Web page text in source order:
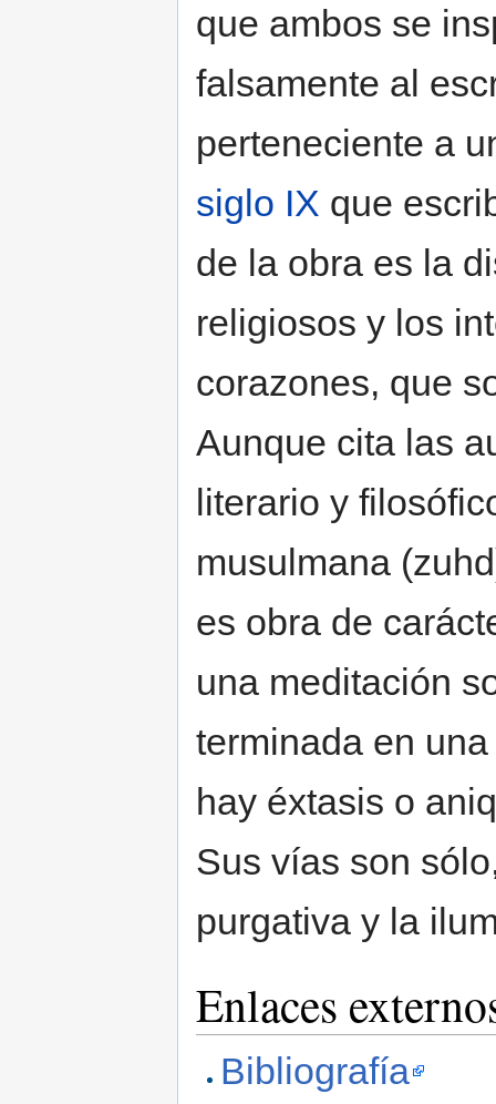
que ambos se
falsamente al
perteneciente a
siglo IX que
de la obra es la
religiosos y los
corazones, que
Aunque cita las
literario y
musulmana
es obra de
una meditación
terminada en
hay éxtasis o
Sus vías son
purgativa y la
Enlaces
Bibliografía